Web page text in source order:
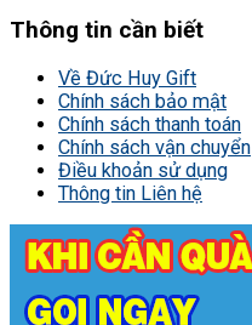
Thông tin cần biết
Về Đức Huy Gift
Chính sách bảo mật
Chính sách thanh toán
Chính sách vận chuyển
Điều khoản sử dụng
Thông tin Liên hệ